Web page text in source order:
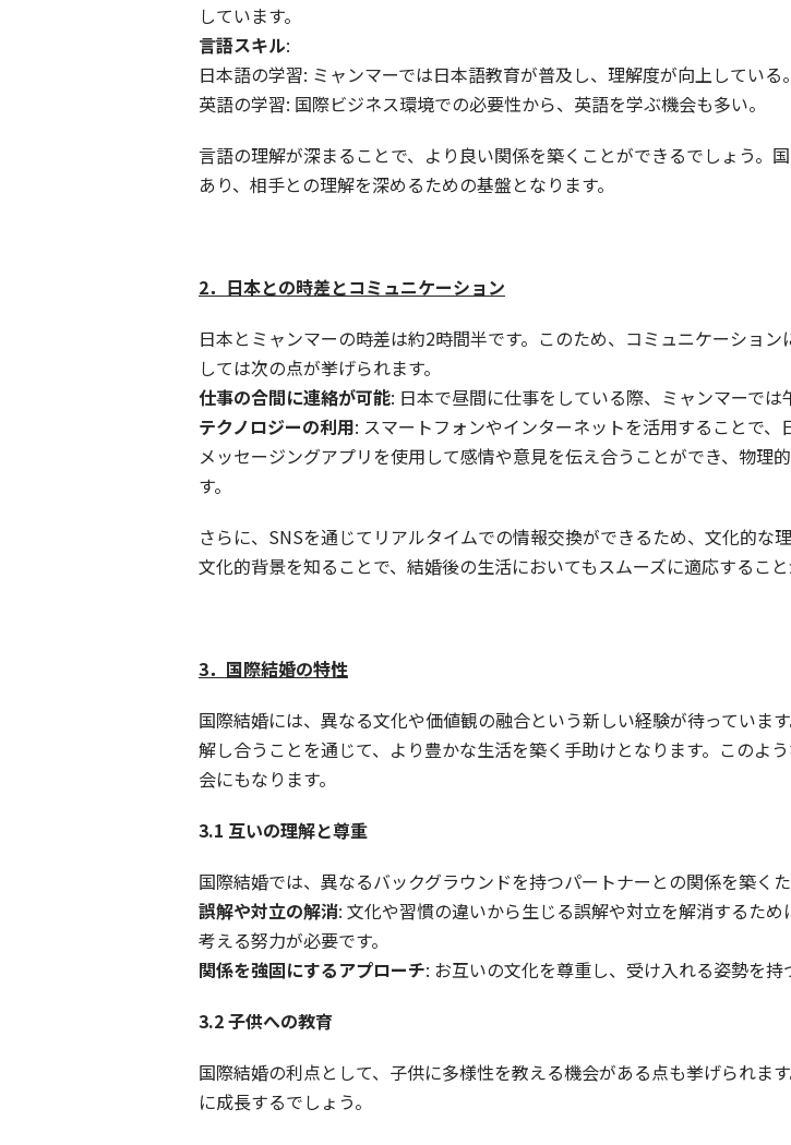
しています。
言語スキル:
日本語の学習: ミャンマーでは日本語教育が普及し、理解度が向上している。
英語の学習: 国際ビジネス環境での必要性から、英語を学ぶ機会も多い。
言語の理解が深まることで、より良い関係を築くことができるでしょう。
あり、相手との理解を深めるための基盤となります。
2．日本との時差とコミュニケーション
日本とミャンマーの時差は約2時間半です。このため、コミュニケーショ
しては次の点が挙げられます。
仕事の合間に連絡が可能: 日本で昼間に仕事をしている際、ミャンマーでは
テクノロジーの利用: スマートフォンやインターネットを活用することで
メッセージングアプリを使用して感情や意見を伝え合うことができ、物理
す。
さらに、SNSを通じてリアルタイムでの情報交換ができるため、文化的な
文化的背景を知ることで、結婚後の生活においてもスムーズに適応すること
3．国際結婚の特性
国際結婚には、異なる文化や価値観の融合という新しい経験が待っていま
解し合うことを通じて、より豊かな生活を築く手助けとなります。このよ
会にもなります。
3.1 互いの理解と尊重
国際結婚では、異なるバックグラウンドを持つパートナーとの関係を築く
誤解や対立の解消: 文化や習慣の違いから生じる誤解や対立を解消するた
考える努力が必要です。
関係を強固にするアプローチ: お互いの文化を尊重し、受け入れる姿勢を
3.2子供への教育
国際結婚の利点として、子供に多様性を教える機会がある点も挙げられま
に成長するでしょう。